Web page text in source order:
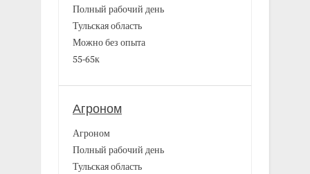
Полный рабочий день
Тульская область
Можно без опыта
55-65к
Агроном
Агроном
Полный рабочий день
Тульская область